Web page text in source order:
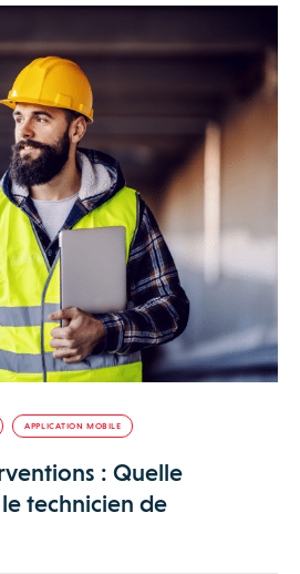
APPLICATION MOBILE
: Quelle
technicien de